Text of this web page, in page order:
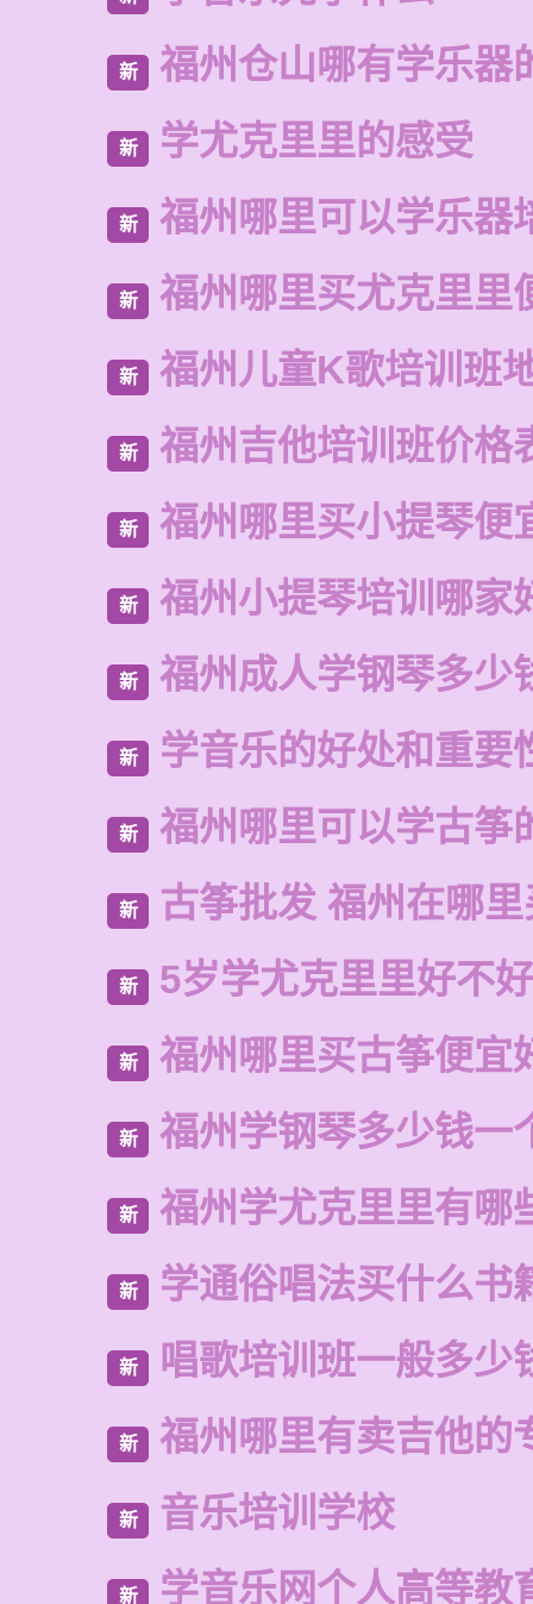
新 福州仓山哪有学乐器
新 学尤克里里的感受
新 福州哪里可以学乐器
新 福州哪里买尤克里里
新 福州儿童K歌培训班
新 福州吉他培训班价格
新 福州哪里买小提琴便
新 福州小提琴培训哪家
新 福州成人学钢琴多少
新 学音乐的好处和重要
新 福州哪里可以学古筝
新 古筝批发 福州在哪
新 5岁学尤克里里好不好
新 福州哪里买古筝便宜
新 福州学钢琴多少钱一
新 福州学尤克里里有哪
新 学通俗唱法买什么书
新 唱歌培训班一般多少
新 福州哪里有卖吉他的
新 音乐培训学校
新 学音乐网个人高等教